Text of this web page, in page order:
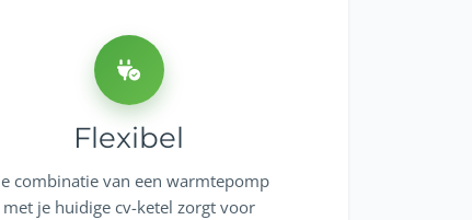
Flexibel
combinatie van een warmtepomp
met je huidige cv-ketel zorgt voor